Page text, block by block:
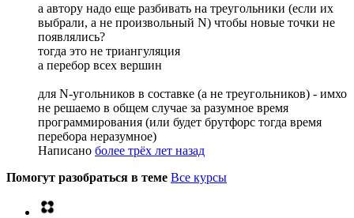
а автору надо еще разбивать на треугольники (если их
выбрали, а не произвольный N) чтобы новые точки не
появлялись?
тогда это не триангуляция
а перебор всех вершин
для N-угольников в составке (а не треугольников) - имхо
не решаемо в общем случае за разумное время
программирования (или будет брутфорс тогда время
перебора неразумное)
Написано более трёх лет назад
Помогут разобраться в теме Все курсы